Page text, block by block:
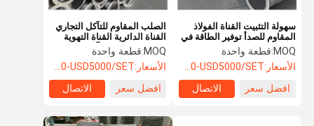
الصلب المقاوم للتآكل التجاري
القناة الدائرية القناة التهوية
الصلب المقاوم للتآكل
MOQ: قطعة واحدة
الأسعار:USD500-USD5000/SET
افضل سعر
الاتصال
سهولة التثبيت القناة الفولاذ
المقاوم للصدأ توفير الطاقة في
نظام HVAC
MOQ: قطعة واحدة
الأسعار:USD500-USD5000/SET
افضل سعر
الاتصال